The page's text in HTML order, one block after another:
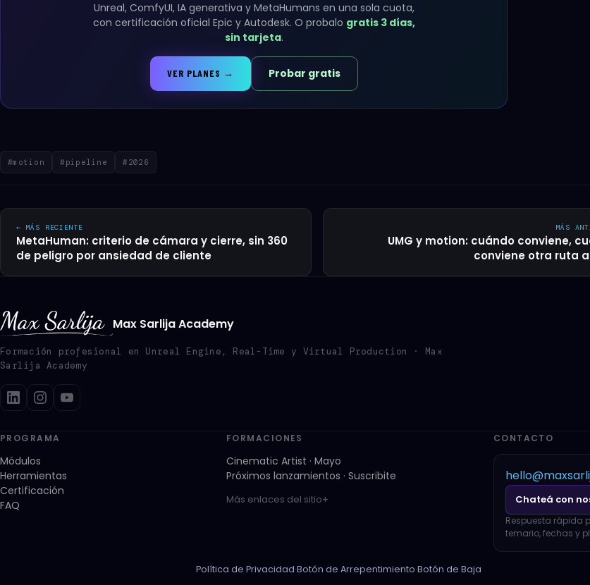
Unreal, ComfyUI, IA generativa y MetaHumans en una sola cuota,
con certificación oficial Epic y Autodesk. O probalo gratis 3 días,
sin tarjeta.
VER PLANES → Probar gratis
#motion #pipeline #2026
← MÁS RECIENTE
MetaHuman: criterio de cámara y cierre, sin 360
de peligro por ansiedad de cliente
MÁS
UMG y motion: cuándo conviene,
conviene otra ruta
Max Sarlija Academy
Formación profesional en Unreal Engine, Real-Time y Virtual Production · Max
Sarlija Academy
PROGRAMA
Módulos
Herramientas
Certificación
FAQ
FORMACIONES
Cinematic Artist · Mayo
Próximos lanzamientos · Suscribite
Más enlaces del sitio
CONTACTO
Chateá con
Respuesta rápida
temario, fechas y
Política de Privacidad·Botón de Arrepentimiento·Botón de Baja